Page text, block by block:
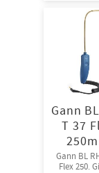
Gann
T 37
Gann BL
Flex 250. Givare